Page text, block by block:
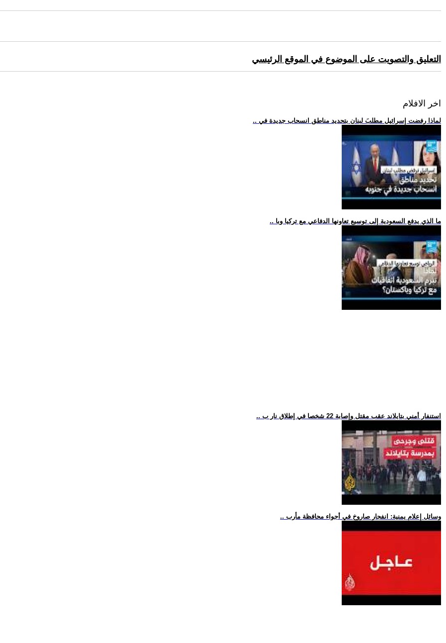
التعليق والتصويت على الموضوع في الموقع الرئيسي
اخر الافلام
.. لماذا رفضت إسرائيل مطلبَ لبنان بتحديد مناطق انسحاب جديدة في
.. ما الذي يدفع السعودية إلى توسيع تعاونها الدفاعي مع تركيا وبا
.. استنفار أمني بتايلاند عقب مقتل وإصابة 22 شخصا في إطلاق نار ب
.. وسائل إعلام يمنية: انفجار صاروخ في أجواء محافظة مأرب